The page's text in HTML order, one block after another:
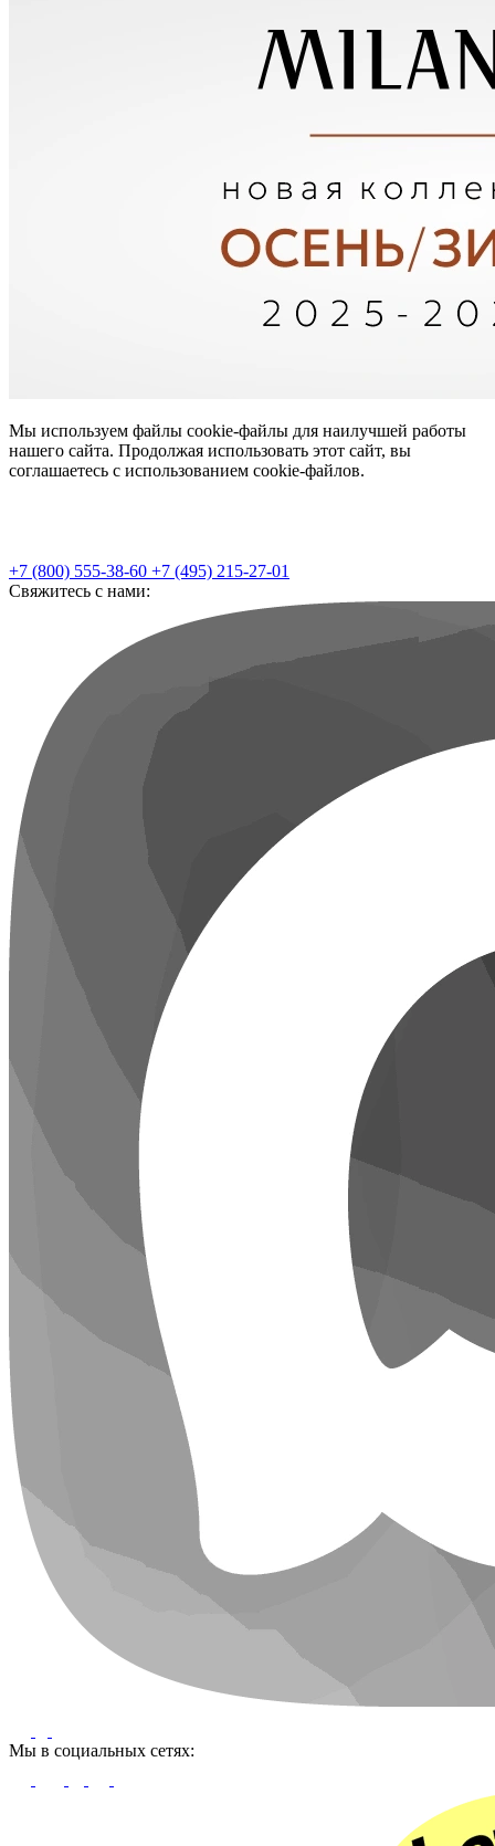
Мы используем файлы cookie-файлы для наилучшей работы
нашего сайта. Продолжая использовать этот сайт, вы
соглашаетесь с использованием cookie-файлов.
+7 (800) 555-38-60 +7 (495) 215-27-01
Свяжитесь с нами:
Мы в социальных сетях: